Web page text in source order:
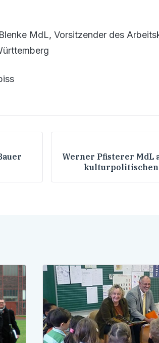
MdL, Vorsitzender des
Werner Pfisterer MdL
kulturpolitischen